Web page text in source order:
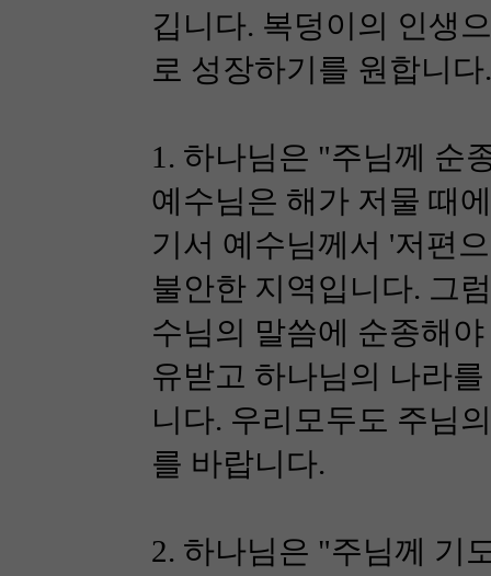
깁니다. 복덩이의 인생
로 성장하기를 원합니
1. 하나님은 "주님께 순
예수님은 해가 저물 때
기서 예수님께서 '저편
불안한 지역입니다. 그
수님의 말씀에 순종해
유받고 하나님의 나라
니다. 우리모두도 주님
를 바랍니다.
2. 하나님은 "주님께 기